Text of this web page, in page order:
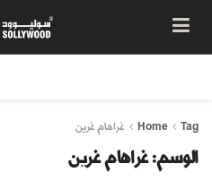
Home Tag غراهام غرين
الوسم:غراهام غرين